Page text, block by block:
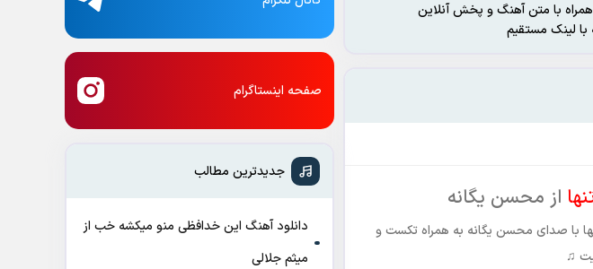
با متن آهنگ و پخش آنلاین
لینک مستقیم
از محسن یگانه
با صدای محسن یگانه به همراه تکست و
♫
صفحه اینستاگرام
جدیدترین مطالب
دانلود آهنگ این خدافظی منو میکشه خب از
میثم جلالی